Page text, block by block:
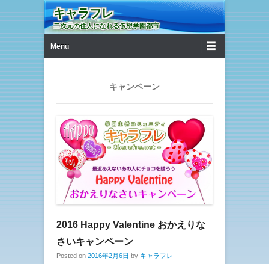
キャラフレ
二次元の住人になれる仮想学園都市
Menu
キャンペーン
2016 Happy Valentine おかえりな
さいキャンペーン
Posted on 2016年2月6日 by キャラフレ